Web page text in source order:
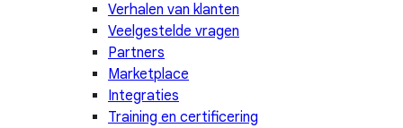
Verhalen van klanten
Veelgestelde vragen
Partners
Marketplace
Integraties
Training en certificering